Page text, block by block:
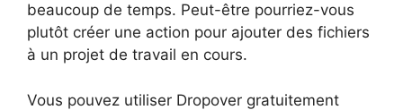
beaucoup de temps. Peut-être pourriez-vous
plutôt créer une action pour ajouter des fichiers
à un projet de travail en cours.
Vous pouvez utiliser Dropover gratuitement